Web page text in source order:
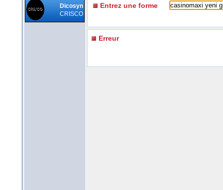
Dicosyn
CRISCO
Entrez une forme
Erreur